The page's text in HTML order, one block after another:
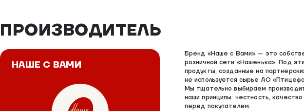
ПРОИЗВОДИТЕЛЬ
НАШЕ С ВАМИ
Бренд «Наше с Вами» — это
розничной сети «Нашенька». Под
продукты, созданные на
не используется сырье АО
Мы тщательно выбираем
наши принципы: честность,
перед покупателем.